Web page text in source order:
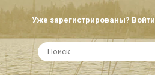
Уже зарегистрированы? Войти